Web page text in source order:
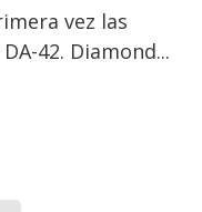
vez las
42. Diamond...